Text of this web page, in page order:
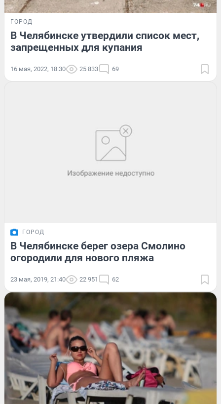
ГОРОД
В Челябинске утвердили список мест,
запрещенных для купания
16 мая, 2022, 18:30 25 833 69
ГОРОД
В Челябинске берег озера Смолино
огородили для нового пляжа
23 мая, 2019, 21:40 22 951 62